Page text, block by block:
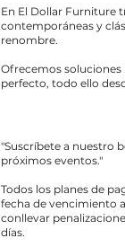
En El Dollar Furniture
contemporáneas y
renombre.
Ofrecemos soluciones
perfecto, todo ello
"Suscríbete a nuestro
próximos eventos."
Todos los planes de
fecha de vencimiento
conllevar
días.